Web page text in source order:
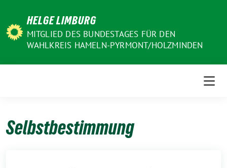
Inhalt
HELGE LIMBURG
MITGLIED DES BUNDESTAGES FÜR DEN
WAHLKREIS HAMELN-PYRMONT/HOLZMINDEN
Selbstbestimmung